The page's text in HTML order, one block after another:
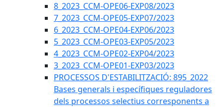
8_2023_CCM-OPE06-EXP08/2023
7_2023_CCM-OPE05-EXP07/2023
6_2023_CCM-OPE04-EXP06/2023
5_2023_CCM-OPE03-EXP05/2023
4_2023_CCM-OPE02-EXP04/2023
3_2023_CCM-OPE01-EXP03/2023
PROCESSOS D'ESTABILITZACIÓ: 895_2022
Bases generals i específiques reguladores
dels processos selectius corresponents a